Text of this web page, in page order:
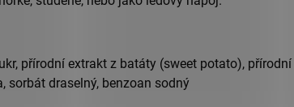
přírodní extrakt z batáty (sweet potato),
sorbát draselný, benzoan sodný